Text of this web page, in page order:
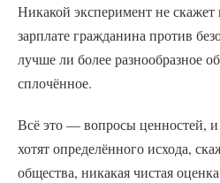
Никакой эксперимент не скажет
зарплате гражданина против
лучше ли более разнообразное
сплочённое.
Всё это — вопросы ценностей,
хотят определённого исхода,
общества, никакая чистая